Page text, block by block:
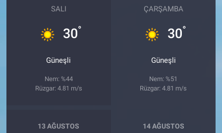
SALI
30°
Güneşli
Nem: %44
Rüzgar: 4.81 m/s
ÇARŞAMBA
30°
Güneşli
Nem: %51
Rüzgar: 4.81 m/s
13 AĞUSTOS 14 AĞUSTOS